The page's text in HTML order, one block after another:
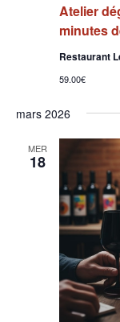
Atelier
minutes
Restaurant
59.00€
mars 2026
MER
18